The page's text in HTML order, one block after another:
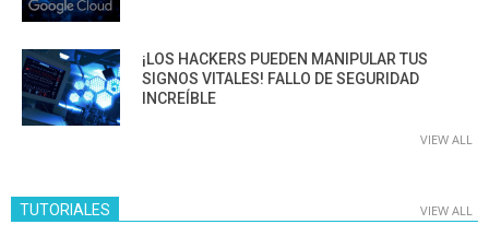
¡LOS HACKERS PUEDEN MANIPULAR TUS
SIGNOS VITALES! FALLO DE SEGURIDAD
INCREÍBLE
VIEW ALL
TUTORIALES VIEW ALL